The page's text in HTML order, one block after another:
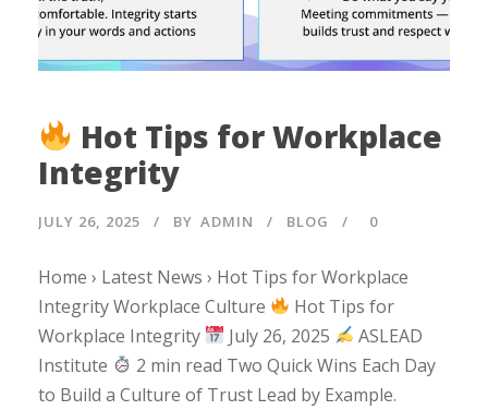
Hot Tips for Workplace
Integrity
JULY 26, 2025 BY ADMIN BLOG 0
Home › Latest News › Hot Tips for Workplace
Integrity Workplace Culture
Hot Tips for
Workplace Integrity
July 26, 2025
ASLEAD
Institute
2 min read Two Quick Wins Each Day
to Build a Culture of Trust Lead by Example.